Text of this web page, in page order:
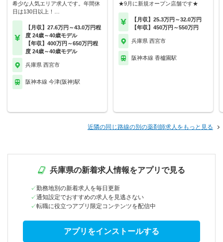
希少な人気エリア求人です。年間休
日は130日以上！…
【月収】27.6万円～43.0万円程
度 24歳～40歳モデル
【年収】400万円～650万円程
度 24歳～40歳モデル
兵庫県 西宮市
阪神本線 今津(阪神)駅
★9月に新規オープン店舗です★
【月収】25.3万円～32.0万円
【年収】450万円～550万円
兵庫県 西宮市
阪神本線 香櫨園駅
近隣の同じ路線の別の薬剤師求人をもっと見る
兵庫県の新着求人情報をアプリで見る
勤務地別の新着求人を毎日更新
通知設定でおすすめの求人を見逃さない
転職に役立つアプリ限定コンテンツを配信中
アプリをインストールする